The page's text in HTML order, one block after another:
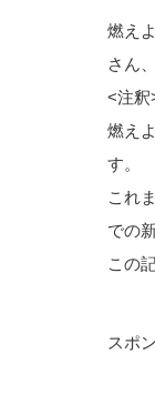
燃え
さん
<注釈
燃え
す。
これ
での
この
スポ